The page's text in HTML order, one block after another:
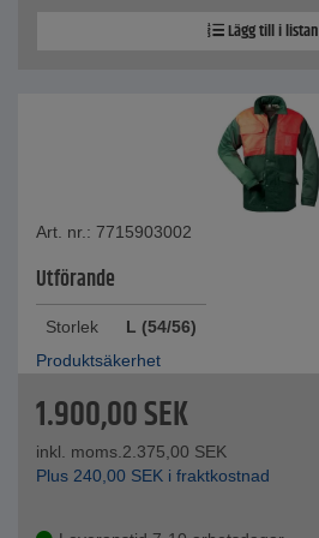
Lägg till i listan
Art. nr.: 7715903002
Utförande
Storlek
L (54/56)
Produktsäkerhet
1.900,00SEK
inkl. moms.2.375,00 SEK
Plus 240,00 SEK i fraktkostnad